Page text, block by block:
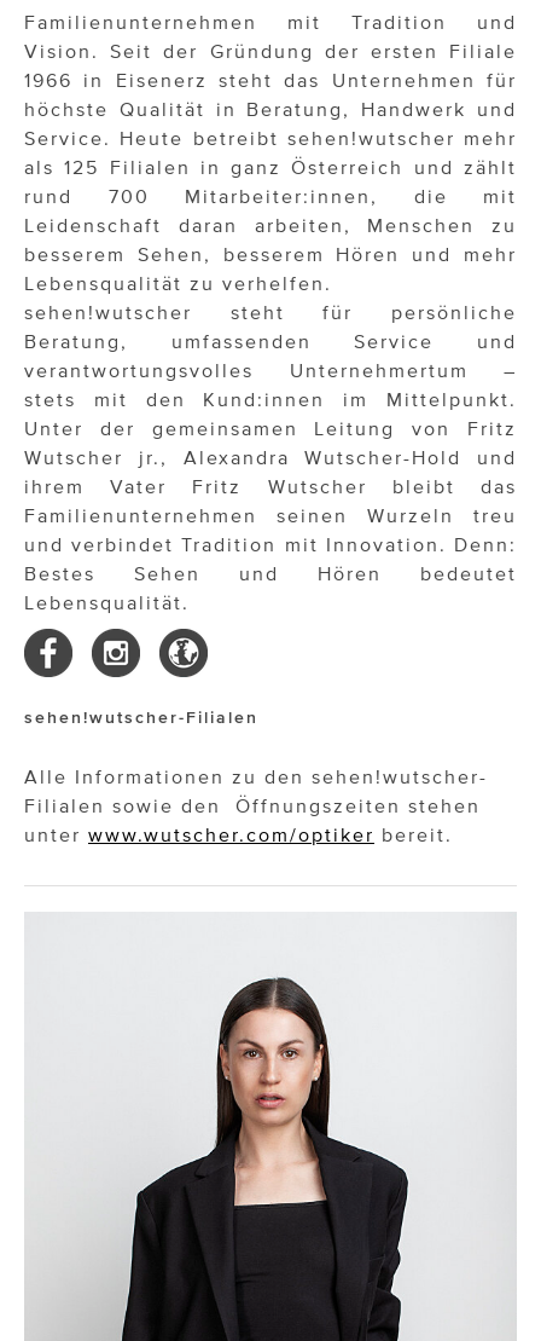
Familienunternehmen mit Tradition und
Vision. Seit der Gründung der ersten Filiale
1966 in Eisenerz steht das Unternehmen für
höchste Qualität in Beratung, Handwerk und
Service. Heute betreibt sehen!wutscher mehr
als 125 Filialen in ganz Österreich und zählt
rund 700 Mitarbeiter:innen, die mit
Leidenschaft daran arbeiten, Menschen zu
besserem Sehen, besserem Hören und mehr
Lebensqualität zu verhelfen.
sehen!wutscher steht für persönliche
Beratung, umfassenden Service und
verantwortungsvolles Unternehmertum –
stets mit den Kund:innen im Mittelpunkt.
Unter der gemeinsamen Leitung von Fritz
Wutscher jr., Alexandra Wutscher-Hold und
ihrem Vater Fritz Wutscher bleibt das
Familienunternehmen seinen Wurzeln treu
und verbindet Tradition mit Innovation. Denn:
Bestes Sehen und Hören bedeutet
Lebensqualität.
sehen!wutscher-Filialen
Alle Informationen zu den sehen!wutscher-
Filialen sowie den Öffnungszeiten stehen
unter www.wutscher.com/optiker bereit.